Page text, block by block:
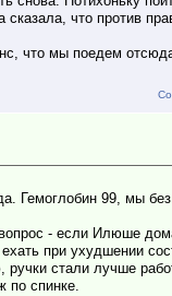
что против
что мы поедем
Гемоглобин 99, мы
- если Илюше
при ухудшении
стали лучше
по спинке.